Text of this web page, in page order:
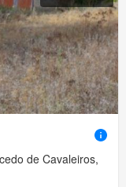
de Cavaleiros,